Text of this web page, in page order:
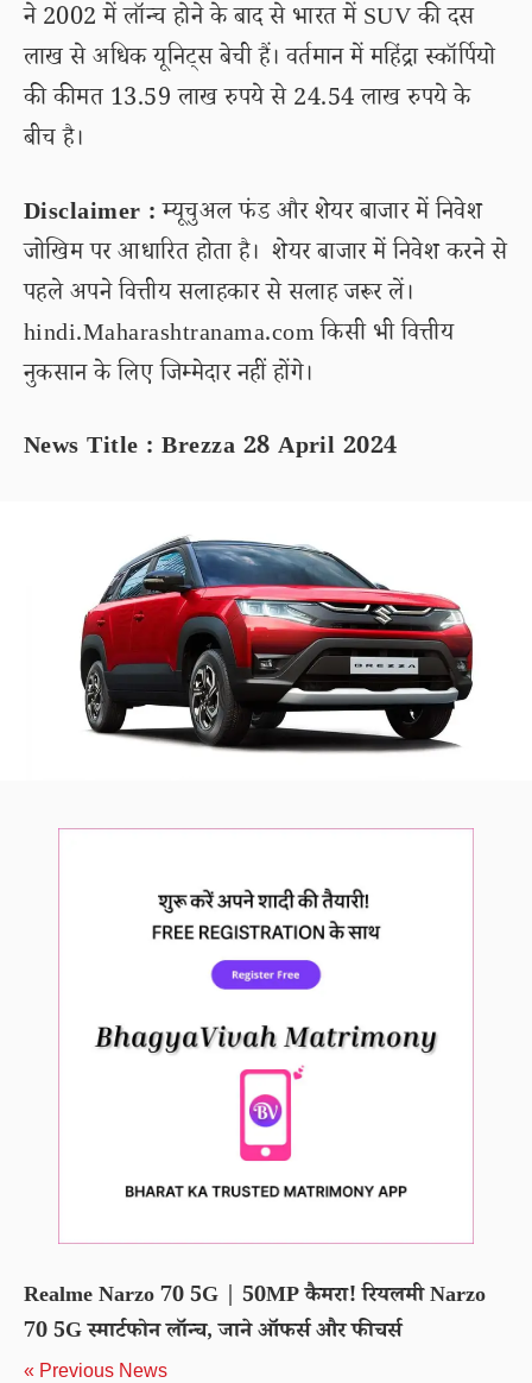
ने 2002 में लॉन्च होने के बाद से भारत में SUV की दस
लाख से अधिक यूनिट्स बेची हैं। वर्तमान में महिंद्रा स्कॉर्पियो
की कीमत 13.59 लाख रुपये से 24.54 लाख रुपये के
बीच है।
Disclaimer :म्यूचुअल फंड और शेयर बाजार में निवेश
जोखिम पर आधारित होता है। शेयर बाजार में निवेश करने से
पहले अपने वित्तीय सलाहकार से सलाह जरूर लें।
hindi.Maharashtranama.com किसी भी वित्तीय
नुकसान के लिए जिम्मेदार नहीं होंगे।
News Title : Brezza 28 April 2024
Realme Narzo 70 5G | 50MP कैमरा! रियलमी Narzo
70 5G स्मार्टफोन लॉन्च, जाने ऑफर्स और फीचर्स
« Previous News